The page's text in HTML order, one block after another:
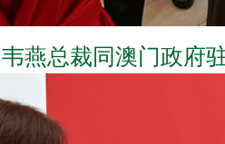
韦燕总裁同澳门政府